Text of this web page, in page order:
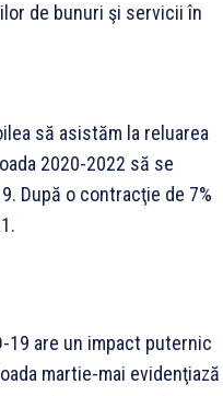
de bunuri şi servicii în
să asistăm la reluarea
2020-2022 să se
După o contracţie de 7%
19 are un impact puternic
martie-mai evidenţiază